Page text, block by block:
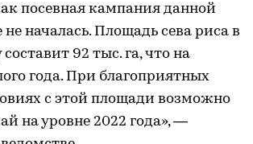
посевная кампания данной
началась. Площадь сева риса в
92 тыс. га, что на
года. При благоприятных
с этой площади возможно
на уровне 2022 года», —